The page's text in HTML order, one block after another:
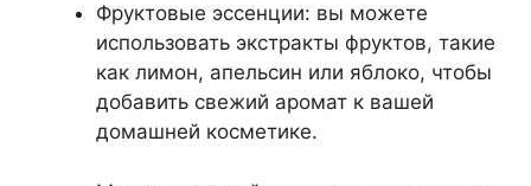
Фруктовые эссенции: вы можете
использовать экстракты фруктов, такие
как лимон, апельсин или яблоко, чтобы
добавить свежий аромат к вашей
домашней косметике.